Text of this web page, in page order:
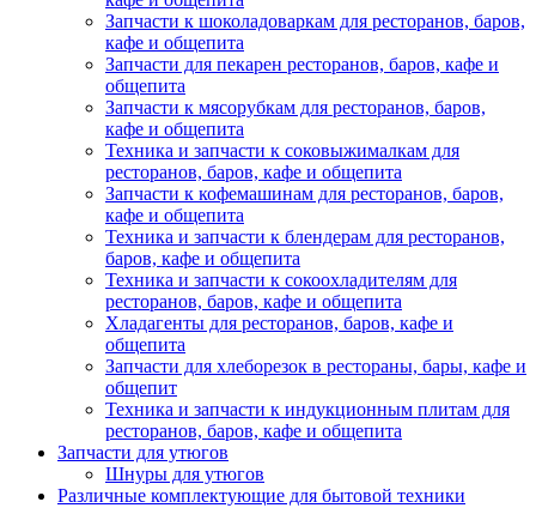
Запчасти к шоколадоваркам для ресторанов, баров,
кафе и общепита
Запчасти для пекарен ресторанов, баров, кафе и
общепита
Запчасти к мясорубкам для ресторанов, баров,
кафе и общепита
Техника и запчасти к соковыжималкам для
ресторанов, баров, кафе и общепита
Запчасти к кофемашинам для ресторанов, баров,
кафе и общепита
Техника и запчасти к блендерам для ресторанов,
баров, кафе и общепита
Техника и запчасти к сокоохладителям для
ресторанов, баров, кафе и общепита
Хладагенты для ресторанов, баров, кафе и
общепита
Запчасти для хлеборезок в рестораны, бары, кафе и
общепит
Техника и запчасти к индукционным плитам для
ресторанов, баров, кафе и общепита
Запчасти для утюгов
Шнуры для утюгов
Различные комплектующие для бытовой техники